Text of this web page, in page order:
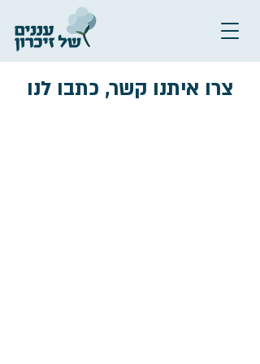
צרו איתנו קשר, כתבו לנו